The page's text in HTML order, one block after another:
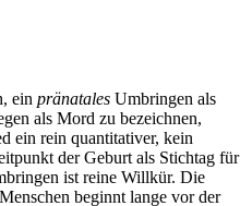
ein pränatales Umbringen als
als Mord zu bezeichnen,
ein rein quantitativer, kein
der Geburt als Stichtag für
ist reine Willkür. Die
beginnt lange vor der